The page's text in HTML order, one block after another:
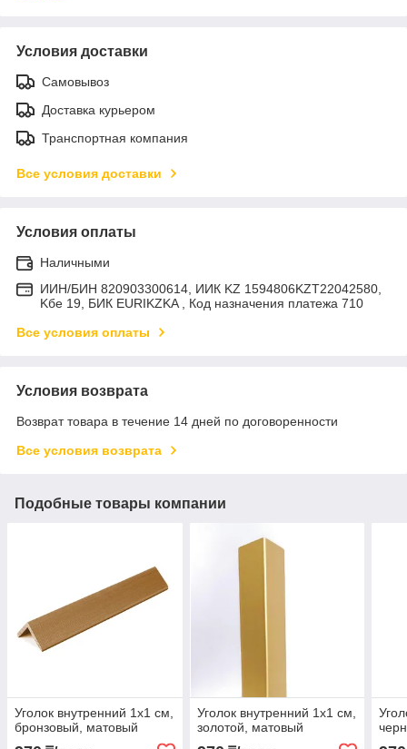
Условия доставки
Самовывоз
Доставка курьером
Транспортная компания
Все условия доставки
Условия оплаты
Наличными
ИИН/БИН 820903300614, ИИК KZ 1594806KZT22042580,
Kбе 19, БИК EURIKZKA , Код назначения платежа 710
Все условия оплаты
Условия возврата
Возврат товара в течение 14 дней по договоренности
Все условия возврата
Подобные товары компании
Уголок внутренний 1х1 см,
бронзовый, матовый
Уголок внутренний 1х1 см,
золотой, матовый